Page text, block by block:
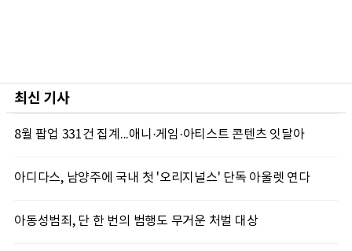
최신 기사
8월 팝업 331건 집계...애니·게임·아티스트 콘텐츠 잇달아
아디다스, 남양주에 국내 첫 '오리지널스' 단독 아울렛 연다
아동성범죄, 단 한 번의 범행도 무거운 처벌 대상